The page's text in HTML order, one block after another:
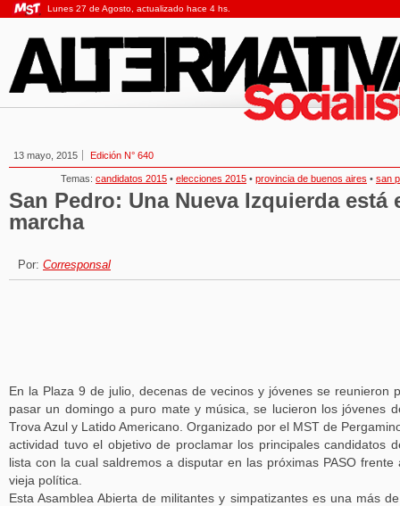
Lunes 27 de Agosto, actualizado hace 4 hs.
13 mayo, 2015 Edición N° 640
Temas: candidatos 2015 • elecciones 2015 • provincia de buenos aires • san
San Pedro: Una Nueva Izquierda está
marcha
Por: Corresponsal
En la Plaza 9 de julio, decenas de vecinos y jóvenes se reunieron
pasar un domingo a puro mate y música, se lucieron los jóvenes
Trova Azul y Latido Americano. Organizado por el MST de
actividad tuvo el objetivo de proclamar los principales candidatos
lista con la cual saldremos a disputar en las próximas PASO frente
vieja política.
Esta Asamblea Abierta de militantes y simpatizantes es una más